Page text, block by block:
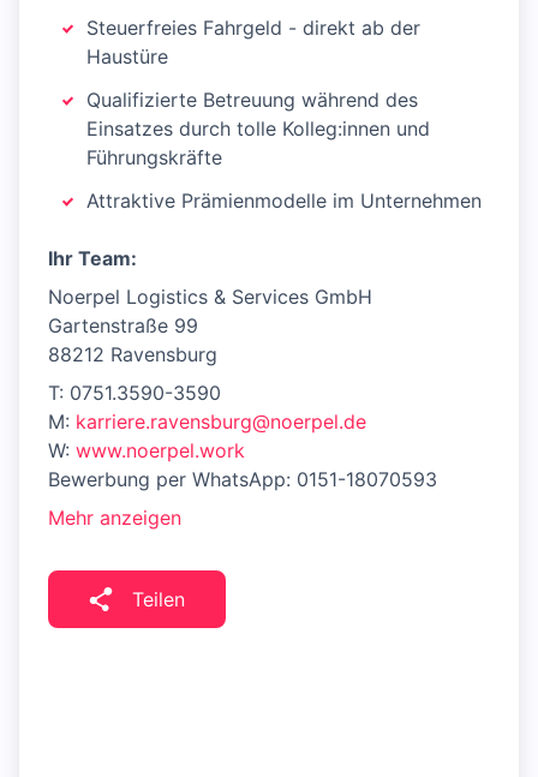
Steuerfreies Fahrgeld - direkt ab der
Haustüre
Qualifizierte Betreuung während des
Einsatzes durch tolle Kolleg:innen und
Führungskräfte
Attraktive Prämienmodelle im Unternehmen
Ihr Team:
Noerpel Logistics & Services GmbH
Gartenstraße 99
88212 Ravensburg
T: 0751.3590-3590
M: karriere.ravensburg@noerpel.de
W: www.noerpel.work
Bewerbung per WhatsApp: 0151-18070593
Mehr anzeigen
Teilen